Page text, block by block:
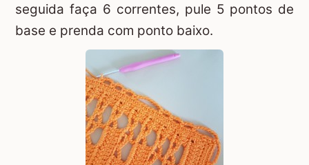
seguida faça 6 correntes, pule 5 pontos de
base e prenda com ponto baixo.